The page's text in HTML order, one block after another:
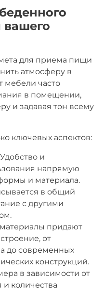
вашего
для приема пищи
атмосферу в
мебели часто
в помещении,
и задавая тон всему
ключевых аспектов:
Удобство и
напрямую
и материала.
в общий
с другими
придают
от
до современных
конструкций.
в зависимости от
количества